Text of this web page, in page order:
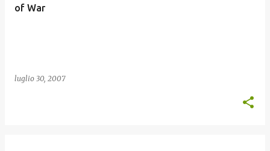
of War
luglio 30, 2007